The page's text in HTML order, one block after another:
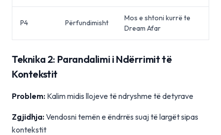
P4 Përfundimisht
Mos e shtoni kurrë te
Dream Afar
Teknika 2: Parandalimi i Ndërrimit të
Kontekstit
Problem: Kalim midis llojeve të ndryshme të detyrave
Zgjidhja:Vendosni temën e ëndrrës suaj të largët sipas
kontekstit